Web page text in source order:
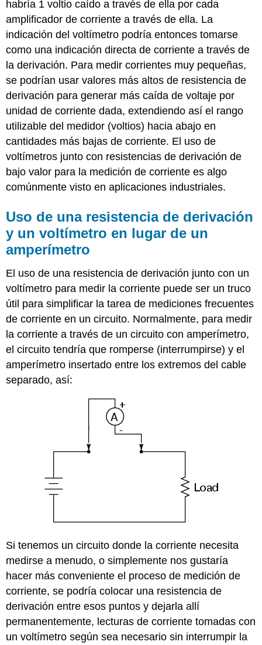
habría 1 voltio caído a través de ella por cada
amplificador de corriente a través de ella. La
indicación del voltímetro podría entonces tomarse
como una indicación directa de corriente a través de
la derivación. Para medir corrientes muy pequeñas,
se podrían usar valores más altos de resistencia de
derivación para generar más caída de voltaje por
unidad de corriente dada, extendiendo así el rango
utilizable del medidor (voltios) hacia abajo en
cantidades más bajas de corriente. El uso de
voltímetros junto con resistencias de derivación de
bajo valor para la medición de corriente es algo
comúnmente visto en aplicaciones industriales.
Uso de una resistencia de derivación
y un voltímetro en lugar de un
amperímetro
El uso de una resistencia de derivación junto con un
voltímetro para medir la corriente puede ser un truco
útil para simplificar la tarea de mediciones frecuentes
de corriente en un circuito. Normalmente, para medir
la corriente a través de un circuito con amperímetro,
el circuito tendría que romperse (interrumpirse) y el
amperímetro insertado entre los extremos del cable
separado, así:
Si tenemos un circuito donde la corriente necesita
medirse a menudo, o simplemente nos gustaría
hacer más conveniente el proceso de medición de
corriente, se podría colocar una resistencia de
derivación entre esos puntos y dejarla allí
permanentemente, lecturas de corriente tomadas con
un voltímetro según sea necesario sin interrumpir la